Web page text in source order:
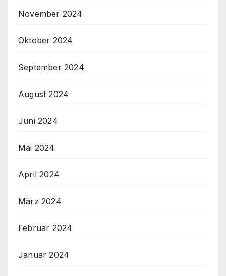
November 2024
Oktober 2024
September 2024
August 2024
Juni 2024
Mai 2024
April 2024
März 2024
Februar 2024
Januar 2024